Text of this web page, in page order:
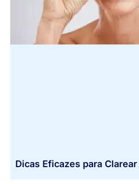
Dicas Eficazes para Clarear